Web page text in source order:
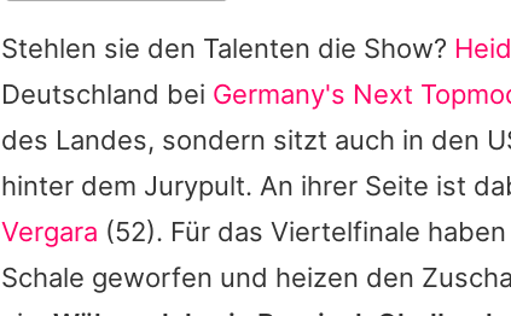
Stehlen sie den Talenten die Show?
Deutschland bei Germany's Next
des Landes, sondern sitzt auch in den
hinter dem Jurypult. An ihrer Seite ist
Vergara (52). Für das Viertelfinale
Schale geworfen und heizen den